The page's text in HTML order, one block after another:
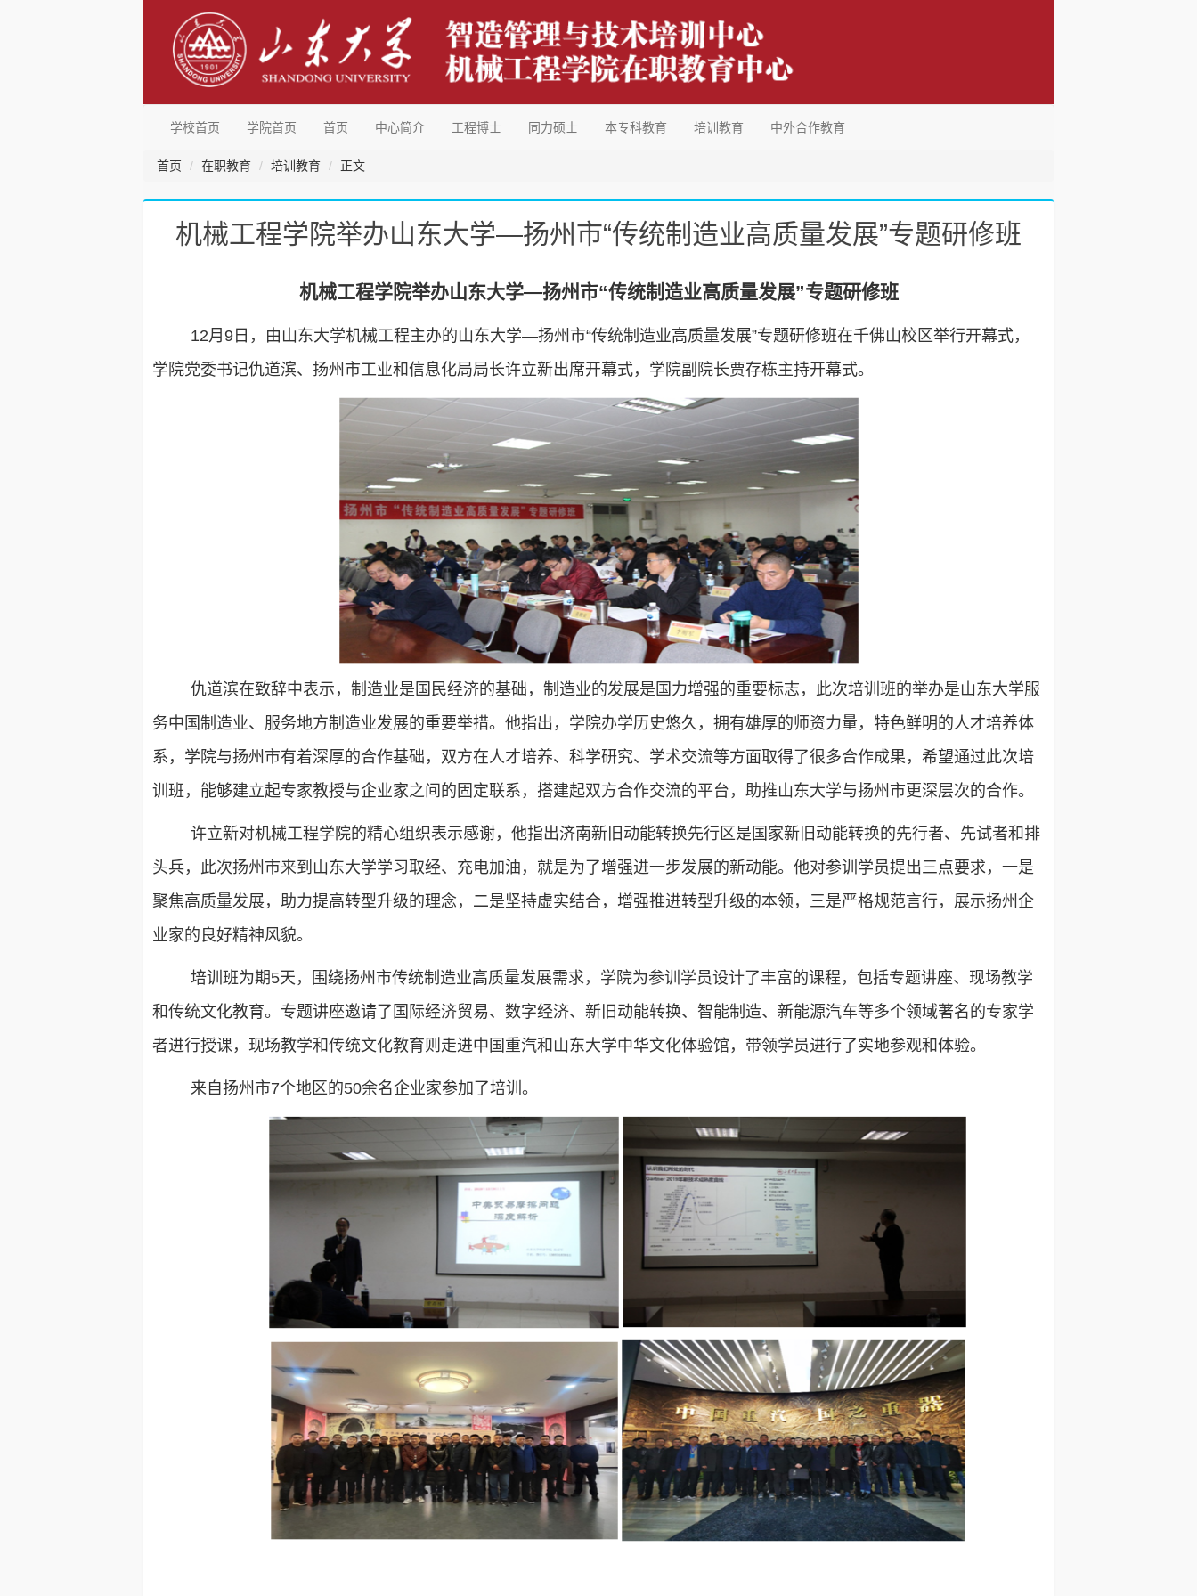
学校首页 学院首页 首页 中心简介 工程博士 同力硕士 本专科教育 培训教育 中外合作教育
首页 在职教育 培训教育 正文
机械工程学院举办山东大学—扬州市“传统制造业高质量发展”专题研修班
机械工程学院举办山东大学—扬州市“传统制造业高质量发展”专题研修班
12月9日，由山东大学机械工程主办的山东大学—扬州市“传统制造业高质量发展”专题研修班在千佛山校区举行开幕式，
学院党委书记仇道滨、扬州市工业和信息化局局长许立新出席开幕式，学院副院长贾存栋主持开幕式。
仇道滨在致辞中表示，制造业是国民经济的基础，制造业的发展是国力增强的重要标志，此次培训班的举办是山东大学服
务中国制造业、服务地方制造业发展的重要举措。他指出，学院办学历史悠久，拥有雄厚的师资力量，特色鲜明的人才培养体
系，学院与扬州市有着深厚的合作基础，双方在人才培养、科学研究、学术交流等方面取得了很多合作成果，希望通过此次培
训班，能够建立起专家教授与企业家之间的固定联系，搭建起双方合作交流的平台，助推山东大学与扬州市更深层次的合作。
许立新对机械工程学院的精心组织表示感谢，他指出济南新旧动能转换先行区是国家新旧动能转换的先行者、先试者和排
头兵，此次扬州市来到山东大学学习取经、充电加油，就是为了增强进一步发展的新动能。他对参训学员提出三点要求，一是
聚焦高质量发展，助力提高转型升级的理念，二是坚持虚实结合，增强推进转型升级的本领，三是严格规范言行，展示扬州企
业家的良好精神风貌。
培训班为期5天，围绕扬州市传统制造业高质量发展需求，学院为参训学员设计了丰富的课程，包括专题讲座、现场教学
和传统文化教育。专题讲座邀请了国际经济贸易、数字经济、新旧动能转换、智能制造、新能源汽车等多个领域著名的专家学
者进行授课，现场教学和传统文化教育则走进中国重汽和山东大学中华文化体验馆，带领学员进行了实地参观和体验。
来自扬州市7个地区的50余名企业家参加了培训。